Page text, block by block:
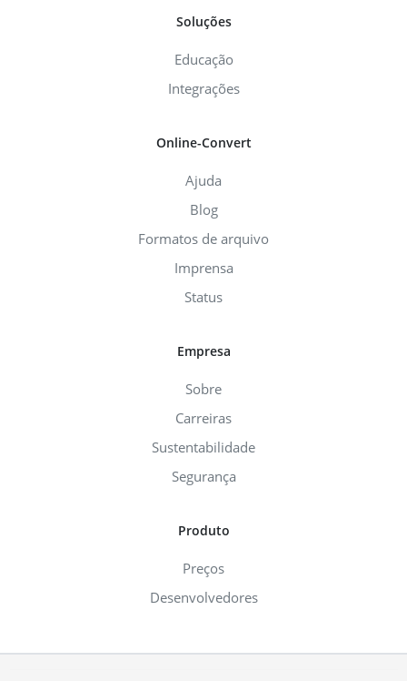
Soluções
Educação
Integrações
Online-Convert
Ajuda
Blog
Formatos de arquivo
Imprensa
Status
Empresa
Sobre
Carreiras
Sustentabilidade
Segurança
Produto
Preços
Desenvolvedores